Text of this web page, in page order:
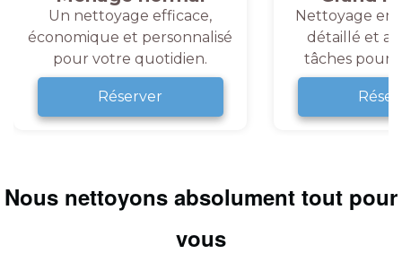
Un nettoyage efficace,
économique et personnalisé
pour votre quotidien.
Réserver
Nettoyage en
détaillé et
tâches pour
Nous nettoyons absolument tout pour
vous